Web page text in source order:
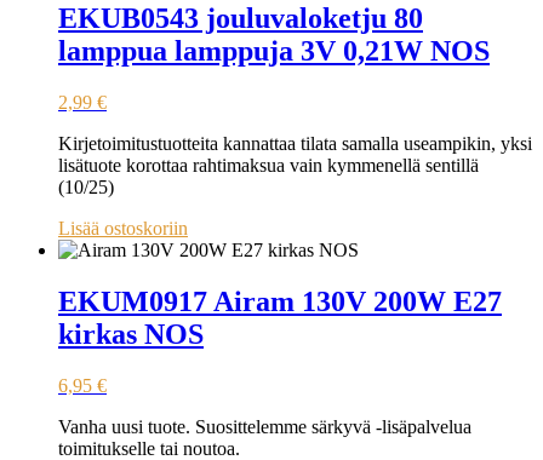
EKUB0543 jouluvaloketju 80
lamppua lamppuja 3V 0,21W NOS
2,99 €
Kirjetoimitustuotteita kannattaa tilata samalla useampikin, yksi
lisätuote korottaa rahtimaksua vain kymmenellä sentillä
(10/25)
Lisää ostoskoriin
EKUM0917 Airam 130V 200W E27
kirkas NOS
6,95 €
Vanha uusi tuote. Suosittelemme särkyvä -lisäpalvelua
toimitukselle tai noutoa.